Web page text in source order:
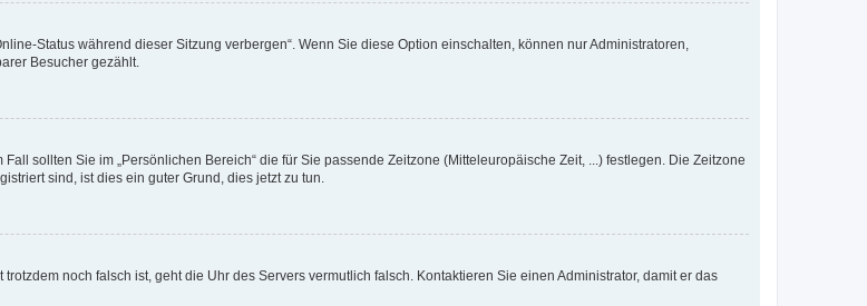
Status während dieser Sitzung verbergen“. Wenn Sie diese Option einschalten, können nur Administratoren,
Besucher gezählt.
sollten Sie im „Persönlichen Bereich“ die für Sie passende Zeitzone (Mitteleuropäische Zeit, ...) festlegen. Die Zeitzone
sind, ist dies ein guter Grund, dies jetzt zu tun.
noch falsch ist, geht die Uhr des Servers vermutlich falsch. Kontaktieren Sie einen Administrator, damit er das